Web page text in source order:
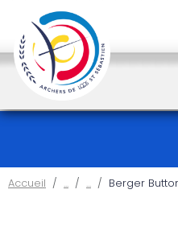
Accueil Berger
Panneau de gestion des